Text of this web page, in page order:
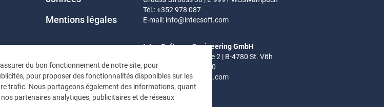
du bon fonctionnement de notre site, pour
pour proposer des fonctionnalités disponibles sur les
trafic. Nous partageons également des informations, quant
partenaires analytiques, publicitaires et de réseaux
Mentions légales
Tél.: +352 978 087
E-mail: info@intecsoft.com
Intec Software Engineering GmbH
Eifel-Ardennen Strasse 2 | B-4780 St. Vith
Tél.: +32 (0)80 280 080
E-mail:info@intecsoft.com